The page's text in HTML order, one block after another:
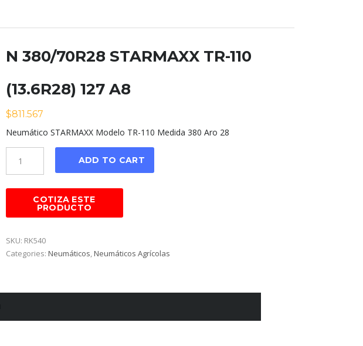
N 380/70R28 STARMAXX TR-110
(13.6R28) 127 A8
$811.567
Neumático STARMAXX Modelo TR-110 Medida 380 Aro 28
ADD TO CART
SKU: RK540
Categories: Neumáticos,Neumáticos Agrícolas